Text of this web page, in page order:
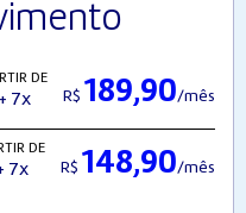
DE
7x R$ 189,90/mês
DE
7x R$ 148,90/mês